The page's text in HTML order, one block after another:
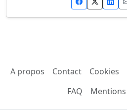
A propos Contact Cookies
FAQ